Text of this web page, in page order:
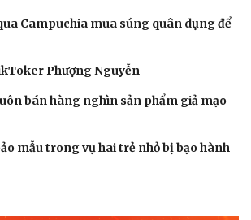
Campuchia mua súng quân dụng để
Phượng Nguyễn
bán hàng nghìn sản phẩm giả mạo
mẫu trong vụ hai trẻ nhỏ bị bạo hành